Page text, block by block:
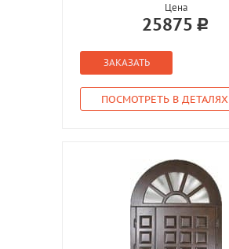
Цена
25875
ЗАКАЗАТЬ
ПОСМОТРЕТЬ В ДЕТАЛЯХ